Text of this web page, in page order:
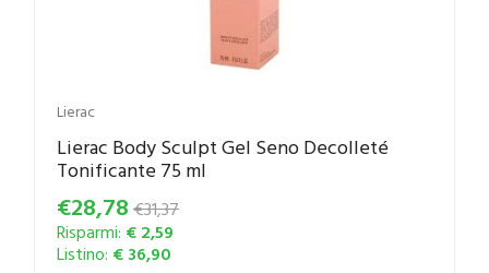
Lierac
Lierac Body Sculpt Gel Seno Decolleté
Tonificante 75 ml
€28,78 €31,37
Risparmi: € 2,59
Listino: € 36,90